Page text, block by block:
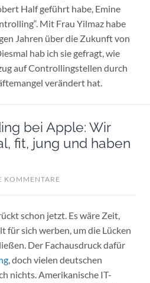
Half geführt habe, Emine
Mit Frau Yilmaz habe
Jahren über die Zukunft von
hab ich sie gefragt, wie
auf Controllingstellen durch
verändert hat.
bei Apple: Wir
fit, jung und haben
KOMMENTARE
schon jetzt. Es wäre Zeit,
für sich werben, um die Lücken
Der Fachausdruck dafür
, doch vielen deutschen
nichts. Amerikanische IT-